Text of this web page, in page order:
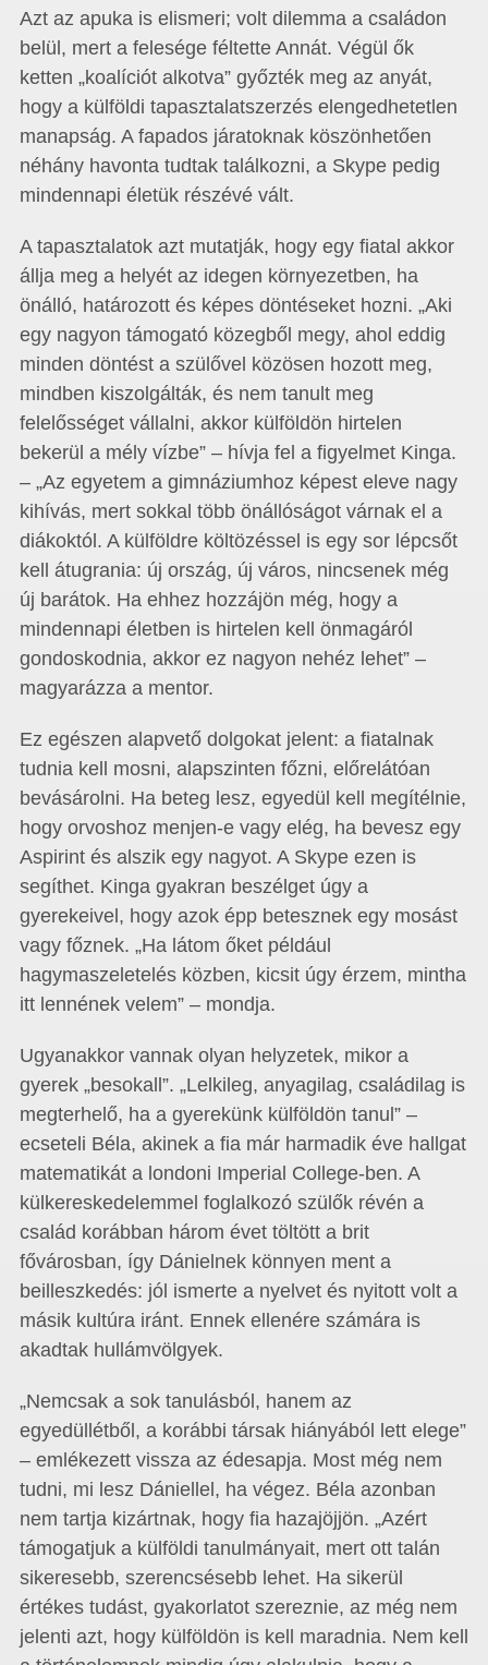
Azt az apuka is elismeri; volt dilemma a családon
belül, mert a felesége féltette Annát. Végül ők
ketten „koalíciót alkotva” győzték meg az anyát,
hogy a külföldi tapasztalatszerzés elengedhetetlen
manapság. A fapados járatoknak köszönhetően
néhány havonta tudtak találkozni, a Skype pedig
mindennapi életük részévé vált.
A tapasztalatok azt mutatják, hogy egy fiatal akkor
állja meg a helyét az idegen környezetben, ha
önálló, határozott és képes döntéseket hozni. „Aki
egy nagyon támogató közegből megy, ahol eddig
minden döntést a szülővel közösen hozott meg,
mindben kiszolgálták, és nem tanult meg
felelősséget vállalni, akkor külföldön hirtelen
bekerül a mély vízbe” – hívja fel a figyelmet Kinga.
– „Az egyetem a gimnáziumhoz képest eleve nagy
kihívás, mert sokkal több önállóságot várnak el a
diákoktól. A külföldre költözéssel is egy sor lépcsőt
kell átugrania: új ország, új város, nincsenek még
új barátok. Ha ehhez hozzájön még, hogy a
mindennapi életben is hirtelen kell önmagáról
gondoskodnia, akkor ez nagyon nehéz lehet” –
magyarázza a mentor.
Ez egészen alapvető dolgokat jelent: a fiatalnak
tudnia kell mosni, alapszinten főzni, előrelátóan
bevásárolni. Ha beteg lesz, egyedül kell megítélnie,
hogy orvoshoz menjen-e vagy elég, ha bevesz egy
Aspirint és alszik egy nagyot. A Skype ezen is
segíthet. Kinga gyakran beszélget úgy a
gyerekeivel, hogy azok épp betesznek egy mosást
vagy főznek. „Ha látom őket például
hagymaszeletelés közben, kicsit úgy érzem, mintha
itt lennének velem” – mondja.
Ugyanakkor vannak olyan helyzetek, mikor a
gyerek „besokall”. „Lelkileg, anyagilag, családilag is
megterhelő, ha a gyerekünk külföldön tanul” –
ecseteli Béla, akinek a fia már harmadik éve hallgat
matematikát a londoni Imperial College-ben. A
külkereskedelemmel foglalkozó szülők révén a
család korábban három évet töltött a brit
fővárosban, így Dánielnek könnyen ment a
beilleszkedés: jól ismerte a nyelvet és nyitott volt a
másik kultúra iránt. Ennek ellenére számára is
akadtak hullámvölgyek.
„Nemcsak a sok tanulásból, hanem az
egyedüllétből, a korábbi társak hiányából lett elege”
– emlékezett vissza az édesapja. Most még nem
tudni, mi lesz Dániellel, ha végez. Béla azonban
nem tartja kizártnak, hogy fia hazajöjjön. „Azért
támogatjuk a külföldi tanulmányait, mert ott talán
sikeresebb, szerencsésebb lehet. Ha sikerül
értékes tudást, gyakorlatot szereznie, az még nem
jelenti azt, hogy külföldön is kell maradnia. Nem kell